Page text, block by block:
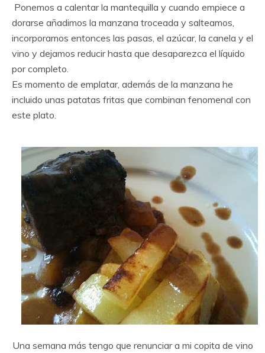
Ponemos a calentar la mantequilla y cuando empiece a
dorarse añadimos la manzana troceada y salteamos,
incorporamos entonces las pasas, el azúcar, la canela y el
vino y dejamos reducir hasta que desaparezca el líquido
por completo.
Es momento de emplatar, además de la manzana he
incluido unas patatas fritas que combinan fenomenal con
este plato.
Una semana más tengo que renunciar a mi copita de vino